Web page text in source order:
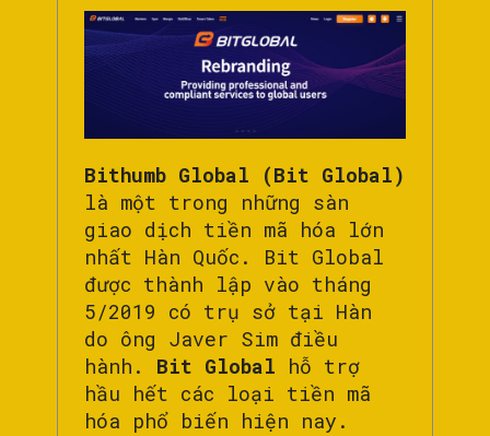
Bithumb Global (Bit Global)
là một trong những sàn
giao dịch tiền mã hóa lớn
nhất Hàn Quốc. Bit Global
được thành lập vào tháng
5/2019 có trụ sở tại Hàn
do ông Javer Sim điều
hành. Bit Global hỗ trợ
hầu hết các loại tiền mã
hóa phổ biến hiện nay.